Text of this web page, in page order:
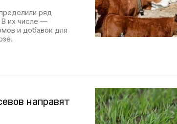
ряд
В их числе —
и добавок для
направят